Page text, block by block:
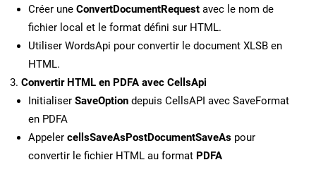
Créer une ConvertDocumentRequest avec le nom de
fichier local et le format défini sur HTML.
Utiliser WordsApi pour convertir le document XLSB en
HTML.
Convertir HTML en PDFA avec CellsApi
Initialiser SaveOption depuis CellsAPI avec SaveFormat
en PDFA
Appeler cellsSaveAsPostDocumentSaveAs pour
convertir le fichier HTML au format PDFA